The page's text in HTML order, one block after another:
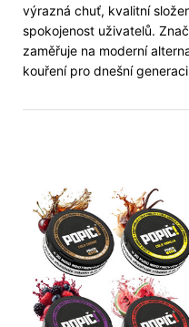
výrazná chuť, kvalitní
spokojenost uživatelů.
zaměřuje na moderní
kouření pro dnešní